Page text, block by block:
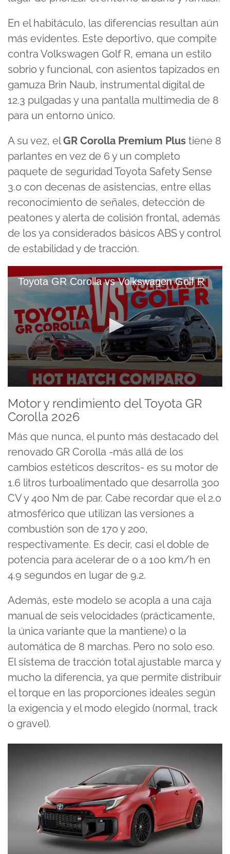
En el habitáculo, las diferencias resultan aún
más evidentes. Este deportivo, que compite
contra Volkswagen Golf R, emana un estilo
sobrio y funcional, con asientos tapizados en
gamuza Brin Naub, instrumental digital de
12.3 pulgadas y una pantalla multimedia de 8
para un entorno único.
A su vez, elGR Corolla Premium Plus tiene 8
parlantes en vez de 6 y un completo
paquete de seguridad Toyota Safety Sense
3.0 con decenas de asistencias, entre ellas
reconocimiento de señales, detección de
peatones y alerta de colisión frontal, además
de los ya considerados básicos ABS y control
de estabilidad y de tracción.
Toyota GR Corolla vs Volkswagen Golf R
seconds
of
20
minutes,
18
seconds
Motor y rendimiento del Toyota GR
Corolla 2026
Más que nunca, el punto más destacado del
renovado GR Corolla -más allá de los
cambios estéticos descritos- es su motor de
1.6 litros turboalimentado que desarrolla 300
CV y 400 Nm de par. Cabe recordar que el 2.0
atmosférico que utilizan las versiones a
combustión son de 170 y 200,
respectivamente. Es decir, casi el doble de
potencia para acelerar de 0 a 100 km/h en
4.9 segundos en lugar de 9.2.
Además, este modelo se acopla a una caja
manual de seis velocidades (prácticamente,
la única variante que la mantiene) o la
automática de 8 marchas. Pero no solo eso.
El sistema de tracción total ajustable marca y
mucho la diferencia, ya que permite distribuir
el torque en las proporciones ideales según
la exigencia y el modo elegido (normal, track
o gravel).